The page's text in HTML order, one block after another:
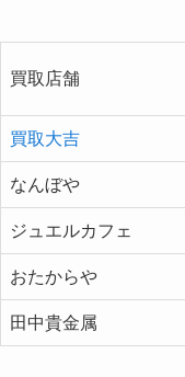
買取店舗
買取大吉
なんぼや
ジュエルカフェ
おたからや
田中貴金属